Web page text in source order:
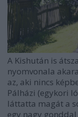
A Kishután is
nyomvonala
az, aki nincs
Pálházi (egykori
láttatta magát a
egy nagy